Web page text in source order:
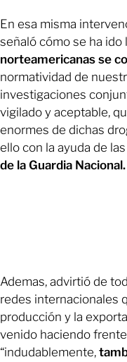
En esa misma
señaló cómo se ha ido
norteamericanas se
normatividad de
investigaciones
vigilado y aceptable,
enormes de dichas
ello con la ayuda de las
de la Guardia Nacional.
Ademas, advirtió de
redes internacionales
producción y la
venido haciendo
“indudablemente,